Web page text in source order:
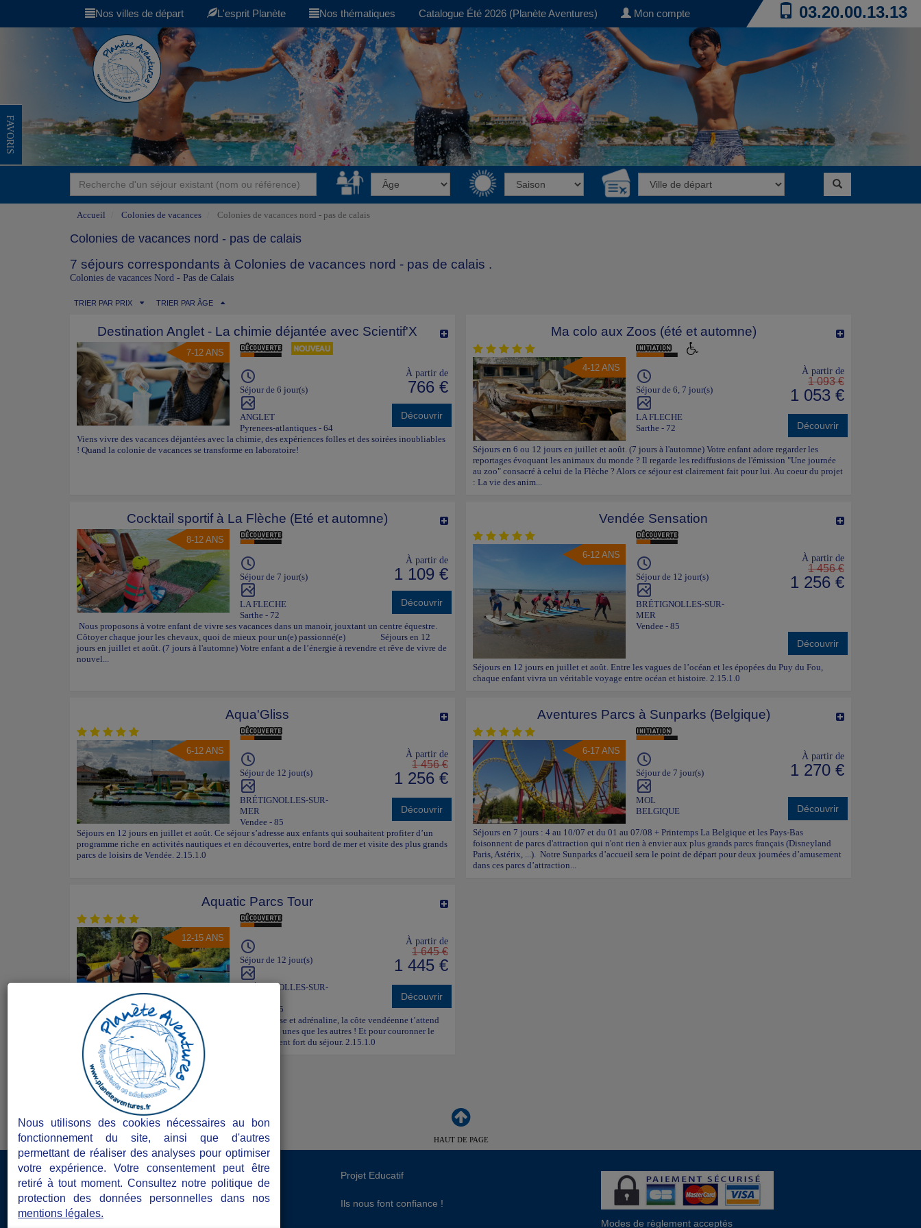
Nos villes de départ L'esprit Planète Nos thématiques Catalogue Été 2026 (Planète Aventures) Mon compte 03.20.00.13.13
FAVORIS
Accueil Colonies de vacances Colonies de vacances nord - pas de calais
Colonies de vacances nord - pas de calais
7 séjours correspondants à Colonies de vacances nord - pas de calais .
Colonies de vacances Nord - Pas de Calais
TRIER PAR PRIX TRIER PAR ÂGE
Destination Anglet - La chimie déjantée avec Scientif'X
7-12 ANS
Séjour de 6 jour(s)
ANGLET
Pyrenees-atlantiques - 64
À partir de
766 €
Découvrir
Viens vivre des vacances déjantées avec la chimie, des expériences folles et des soirées inoubliables
! Quand la colonie de vacances se transforme en laboratoire!
Ma colo aux Zoos (été et automne)
4-12 ANS
Séjour de 6, 7 jour(s)
LA FLECHE
Sarthe - 72
À partir de
1 093 €
1 053 €
Découvrir
Séjours en 6 ou 12 jours en juillet et août. (7 jours à l'automne) Votre enfant adore regarder les
reportages évoquant les animaux du monde ? Il regarde les rediffusions de l'émission "Une journée
au zoo" consacré à celui de la Flèche ? Alors ce séjour est clairement fait pour lui. Au coeur du projet
: La vie des anim...
Cocktail sportif à La Flèche (Eté et automne)
8-12 ANS
Séjour de 7 jour(s)
LA FLECHE
Sarthe - 72
À partir de
1 109 €
Découvrir
Nous proposons à votre enfant de vivre ses vacances dans un manoir, jouxtant un centre équestre.
Côtoyer chaque jour les chevaux, quoi de mieux pour un(e) passionné(e) Séjours en 12
jours en juillet et août. (7 jours à l'automne) Votre enfant a de l’énergie à revendre et rêve de vivre de
nouvel...
Vendée Sensation
6-12 ANS
Séjour de 12 jour(s)
BRÉTIGNOLLES-SUR-
MER
Vendee - 85
À partir de
1 456 €
1 256 €
Découvrir
Séjours en 12 jours en juillet et août. Entre les vagues de l’océan et les épopées du Puy du Fou,
chaque enfant vivra un véritable voyage entre océan et histoire. 2.15.1.0
Aqua'Gliss
6-12 ANS
Séjour de 12 jour(s)
BRÉTIGNOLLES-SUR-
MER
Vendee - 85
À partir de
1 456 €
1 256 €
Découvrir
Séjours en 12 jours en juillet et août. Ce séjour s’adresse aux enfants qui souhaitent profiter d’un
programme riche en activités nautiques et en découvertes, entre bord de mer et visite des plus grands
parcs de loisirs de Vendée. 2.15.1.0
Aventures Parcs à Sunparks (Belgique)
6-17 ANS
Séjour de 7 jour(s)
MOL
BELGIQUE
À partir de
1 270 €
Découvrir
Séjours en 7 jours : 4 au 10/07 et du 01 au 07/08 + Printemps La Belgique et les Pays-Bas
foisonnent de parcs d'attraction qui n'ont rien à envier aux plus grands parcs français (Disneyland
Paris, Astérix, ...). Notre Sunparks d’accueil sera le point de départ pour deux journées d’amusement
dans ces parcs d’attraction...
Aquatic Parcs Tour
12-15 ANS
Séjour de 12 jour(s)
BRÉTIGNOLLES-SUR-
Vendee - 85
À partir de
1 645 €
1 445 €
Découvrir
Séjours en 12 jours en juillet et août. Entre vitesse, glisse et adrénaline, la côte vendéenne t’attend
avec ses parcs aquatiques aux attractions plus folles les unes que les autres ! Et pour couronner le
tout… une journée inoubliable au Puy du Fou, le moment fort du séjour. 2.15.1.0
HAUT DE PAGE
Accès Directeurs de séjours
Les atouts de Planète Aventures
Projet Educatif
Ils nous font confiance !
Modes de règlement acceptés
Nous utilisons des cookies nécessaires au bon
fonctionnement du site, ainsi que d'autres
permettant de réaliser des analyses pour optimiser
votre expérience. Votre consentement peut être
retiré à tout moment. Consultez notre politique de
protection des données personnelles dans nos
mentions légales.